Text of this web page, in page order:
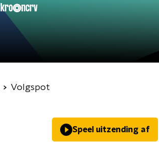
Volgspot
Speel uitzending af